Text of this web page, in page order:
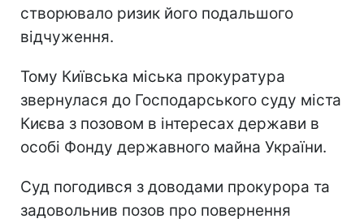
створювало ризик його подальшого
відчуження.
Тому Київська міська прокуратура
звернулася до Господарського суду міста
Києва з позовом в інтересах держави в
особі Фонду державного майна України.
Суд погодився з доводами прокурора та
задовольнив позов про повернення